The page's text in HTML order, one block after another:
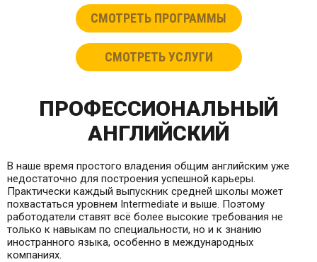
СМОТРЕТЬ ПРОГРАММЫ
СМОТРЕТЬ УСЛУГИ
ПРОФЕССИОНАЛЬНЫЙ
АНГЛИЙСКИЙ
В наше время простого владения общим английским уже
недостаточно для построения успешной карьеры.
Практически каждый выпускник средней школы может
похвастаться уровнем Intermediate и выше. Поэтому
работодатели ставят всё более высокие требования не
только к навыкам по специальности, но и к знанию
иностранного языка, особенно в международных
компаниях.